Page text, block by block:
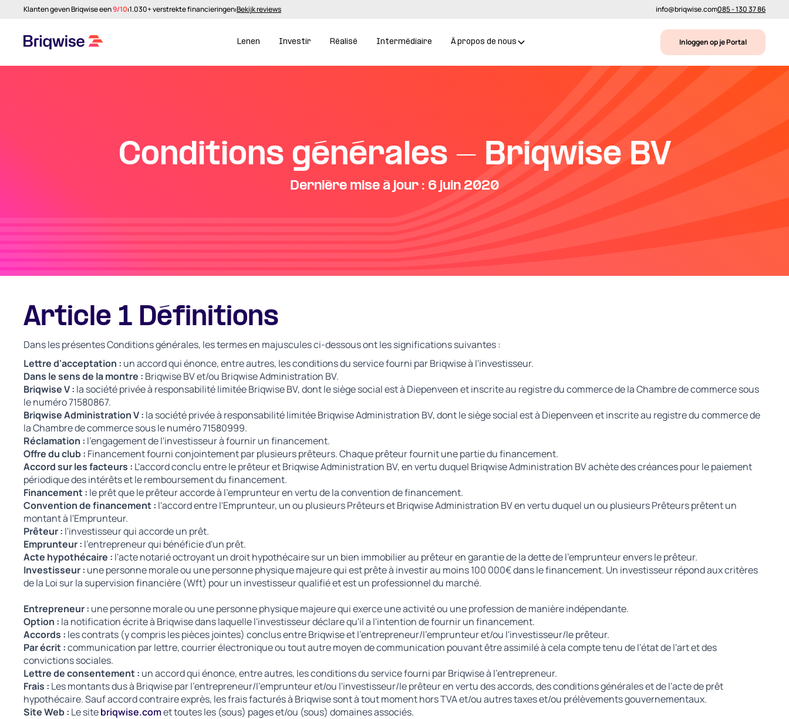
Klanten geven Briqwise een9/10⏐1.030+ verstrekte financieringen⏐Bekijk reviews info@briqwise.com085 - 130 37 86
Lenen Investir Réalisé Intermédiaire À propos de nous Inloggen op je Portal
Conditions générales - Briqwise BV
Dernière mise à jour : 6 juin 2020
Article 1 Définitions
Dans les présentes Conditions générales, les termes en majuscules ci-dessous ont les significations suivantes :
Lettre d'acceptation : un accord qui énonce, entre autres, les conditions du service fourni par Briqwise à l'investisseur.
Dans le sens de la montre : Briqwise BV et/ou Briqwise Administration BV.
Briqwise V : la société privée à responsabilité limitée Briqwise BV, dont le siège social est à Diepenveen et inscrite au registre du commerce de la Chambre de commerce sous
le numéro 71580867.
Briqwise Administration V : la société privée à responsabilité limitée Briqwise Administration BV, dont le siège social est à Diepenveen et inscrite au registre du commerce de
la Chambre de commerce sous le numéro 71580999.
Réclamation : l'engagement de l'investisseur à fournir un financement.
Offre du club : Financement fourni conjointement par plusieurs prêteurs. Chaque prêteur fournit une partie du financement.
Accord sur les facteurs : L'accord conclu entre le prêteur et Briqwise Administration BV, en vertu duquel Briqwise Administration BV achète des créances pour le paiement
périodique des intérêts et le remboursement du financement.
Financement : le prêt que le prêteur accorde à l'emprunteur en vertu de la convention de financement.
Convention de financement : l'accord entre l'Emprunteur, un ou plusieurs Prêteurs et Briqwise Administration BV en vertu duquel un ou plusieurs Prêteurs prêtent un
montant à l'Emprunteur.
Prêteur : l'investisseur qui accorde un prêt.
Emprunteur : l'entrepreneur qui bénéficie d'un prêt.
Acte hypothécaire : l'acte notarié octroyant un droit hypothécaire sur un bien immobilier au prêteur en garantie de la dette de l'emprunteur envers le prêteur.
Investisseur : une personne morale ou une personne physique majeure qui est prête à investir au moins 100 000€ dans le financement. Un investisseur répond aux critères
de la Loi sur la supervision financière (Wft) pour un investisseur qualifié et est un professionnel du marché.
Entrepreneur : une personne morale ou une personne physique majeure qui exerce une activité ou une profession de manière indépendante.
Option : la notification écrite à Briqwise dans laquelle l'investisseur déclare qu'il a l'intention de fournir un financement.
Accords : les contrats (y compris les pièces jointes) conclus entre Briqwise et l'entrepreneur/l'emprunteur et/ou l'investisseur/le prêteur.
Par écrit :communication par lettre, courrier électronique ou tout autre moyen de communication pouvant être assimilé à cela compte tenu de l'état de l'art et des
convictions sociales.
Lettre de consentement : un accord qui énonce, entre autres, les conditions du service fourni par Briqwise à l'entrepreneur.
Frais : Les montants dus à Briqwise par l'entrepreneur/l'emprunteur et/ou l'investisseur/le prêteur en vertu des accords, des conditions générales et de l'acte de prêt
hypothécaire. Sauf accord contraire exprès, les frais facturés à Briqwise sont à tout moment hors TVA et/ou autres taxes et/ou prélèvements gouvernementaux.
Site Web : Le sitebriqwise.comet toutes les (sous) pages et/ou (sous) domaines associés.